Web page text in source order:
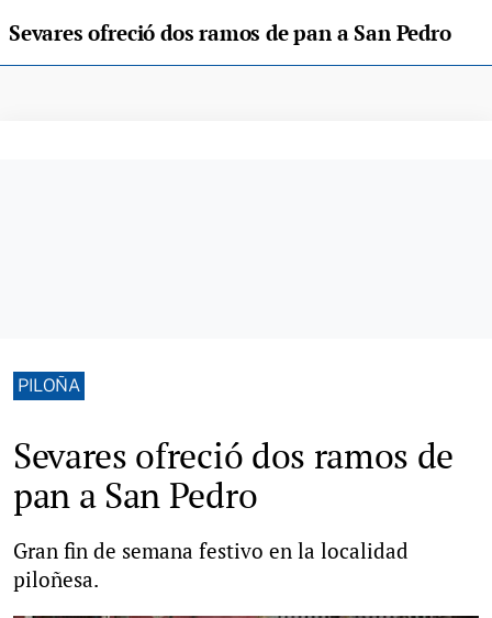
Sevares ofreció dos ramos de pan a San Pedro
PILOÑA
Sevares ofreció dos ramos de
pan a San Pedro
Gran fin de semana festivo en la localidad
piloñesa.